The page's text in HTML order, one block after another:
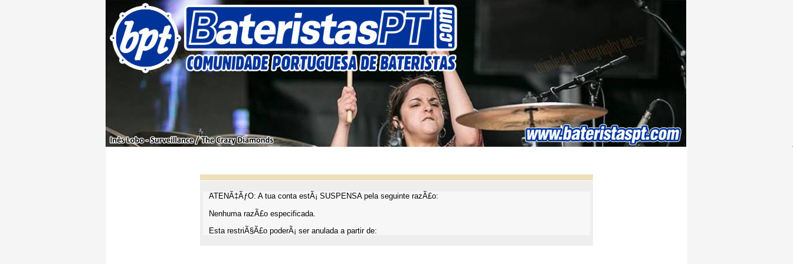
ATENÃ‡ÃƒO: A tua conta estÃ¡ SUSPENSA pela seguinte razÃ£o:
Nenhuma razÃ£o especificada.
Esta restriÃ§Ã£o poderÃ¡ ser anulada a partir de: